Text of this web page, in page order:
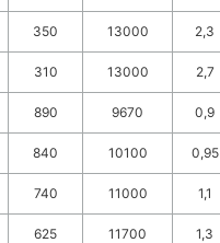
350 13000 2,3
310 13000 2,7
890 9670 0,9
840 10100 0,95
740 11000 1,1
625 11700 1,3